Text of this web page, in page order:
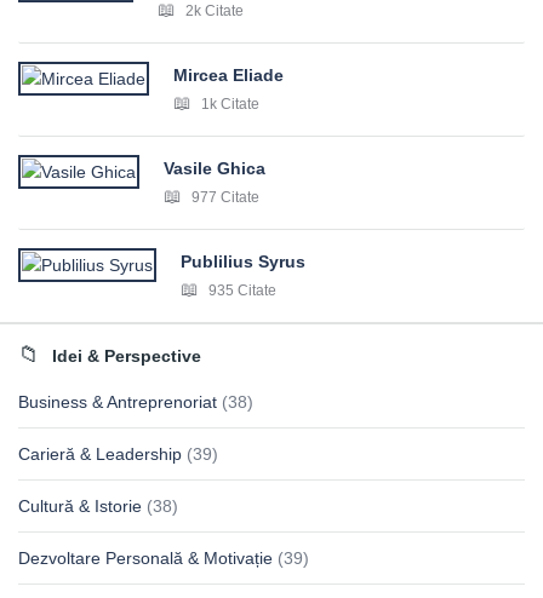
2k Citate
Mircea Eliade
1k Citate
Vasile Ghica
977 Citate
Publilius Syrus
935 Citate
Idei & Perspective
Business & Antreprenoriat (38)
Carieră & Leadership (39)
Cultură & Istorie (38)
Dezvoltare Personală & Motivație (39)